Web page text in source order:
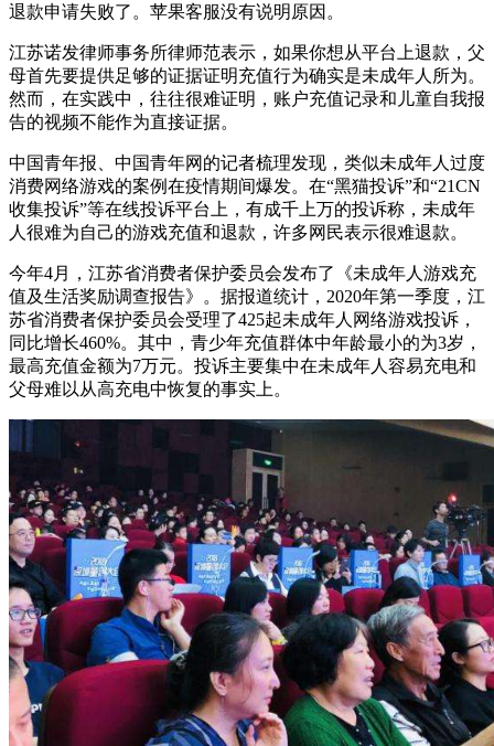
退款申请失败了。苹果客服没有说明原因。
江苏诺发律师事务所律师范表示，如果你想从平台上退款，父
母首先要提供足够的证据证明充值行为确实是未成年人所为。
然而，在实践中，往往很难证明，账户充值记录和儿童自我报
告的视频不能作为直接证据。
中国青年报、中国青年网的记者梳理发现，类似未成年人过度
消费网络游戏的案例在疫情期间爆发。在“黑猫投诉”和“21CN
收集投诉”等在线投诉平台上，有成千上万的投诉称，未成年
人很难为自己的游戏充值和退款，许多网民表示很难退款。
今年4月，江苏省消费者保护委员会发布了《未成年人游戏充
值及生活奖励调查报告》。据报道统计，2020年第一季度，江
苏省消费者保护委员会受理了425起未成年人网络游戏投诉，
同比增长460%。其中，青少年充值群体中年龄最小的为3岁，
最高充值金额为7万元。投诉主要集中在未成年人容易充电和
父母难以从高充电中恢复的事实上。